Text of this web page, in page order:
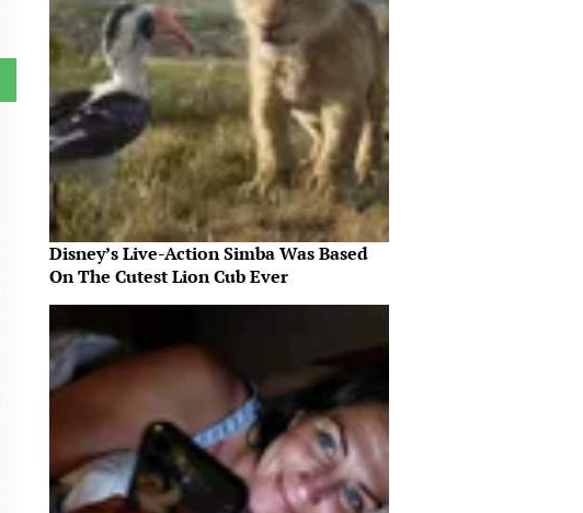
Disney’s Live-Action Simba Was Based
On The Cutest Lion Cub Ever